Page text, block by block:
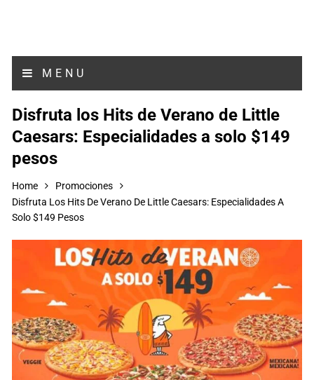
MENU
Disfruta los Hits de Verano de Little
Caesars: Especialidades a solo $149
pesos
Home
Promociones
Disfruta Los Hits De Verano De Little Caesars: Especialidades A
Solo $149 Pesos